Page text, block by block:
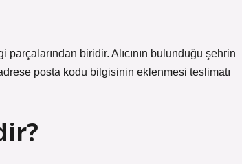
biridir. Alıcının bulunduğu şehrin
posta kodu bilgisinin eklenmesi teslimatı